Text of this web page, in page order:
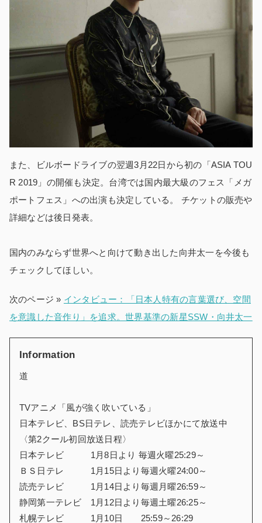
また、ビルボードライブの翌週3月22日から初の「ASIA TOU
R 2019」の開催も決定。台湾では国内最大級のフェス「メガ
ポートフェス」への出演も決定している。 チケットの販売や
詳細などは後日発表。
国内のみならず世界へと向けて動き出した向井太一を今後も
チェックしてほしい。
次のページ » インタビュー：「日本人特有の言葉選び、空間
を意識した音作り」を追求。世界基準の新星SSW・向井太一
Information
道
TVアニメ「風が強く吹いている」
日本テレビ、BS日テレ、読売テレビほかにて放送中
〈第2クール初回放送日程〉
日本テレビ 1月8日より 毎週火曜25:29～
ＢＳ日テレ 1月15日より毎週火曜24:00～
読売テレビ 1月14日より毎週月曜26:59～
静岡第一テレビ 1月12日より毎週土曜26:25～
札幌テレビ 1月10日 25:59～26:29